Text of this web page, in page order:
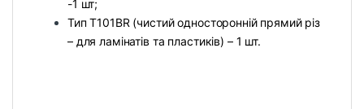
-1 шт;
Тип Т101ВR (чистий односторонній прямий різ
– для ламінатів та пластиків) – 1 шт.